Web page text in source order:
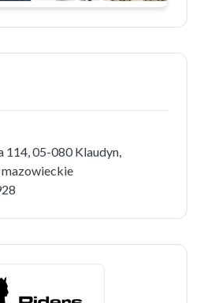
114, 05-080 Klaudyn,